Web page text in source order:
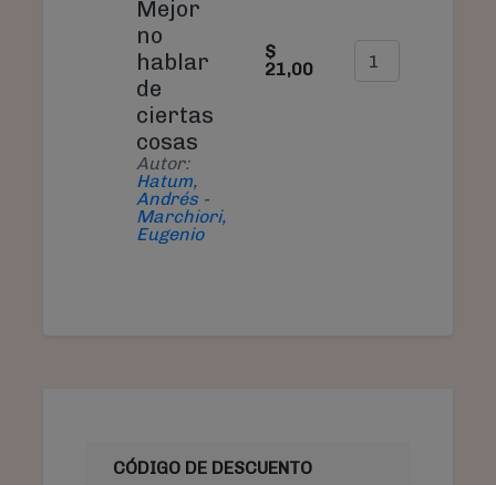
Mejor
no
hablar
de
ciertas
cosas
Autor:
Hatum,
Andrés-
Marchiori,
Eugenio
$
21,00
CÓDIGO DE DESCUENTO